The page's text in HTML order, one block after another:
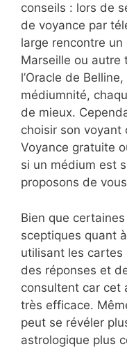
conseils : lors de
de voyance par
large rencontre
Marseille ou autre
l’Oracle de
médiumnité,
de mieux.
choisir son voyant
Voyance gratuite
si un médium est
proposons de
Bien que
sceptiques quant
utilisant les
des réponses et
consultent car cet
très efficace.
peut se révéler
astrologique plus